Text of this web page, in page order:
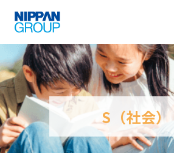
S（社会）